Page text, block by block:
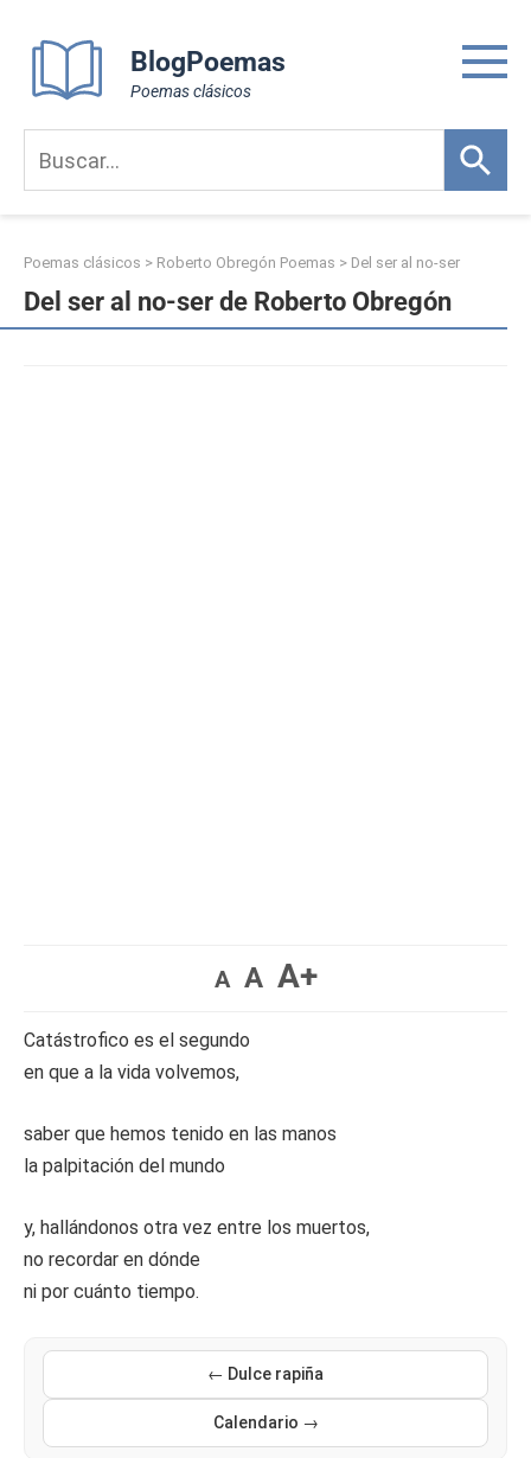
content
BlogPoemas
Poemas clásicos
Poemas clásicos > Roberto Obregón Poemas > Del ser al no-ser
Del ser al no-ser de Roberto Obregón
A A A+
Catástrofico es el segundo
en que a la vida volvemos,
saber que hemos tenido en las manos
la palpitación del mundo
y, hallándonos otra vez entre los muertos,
no recordar en dónde
ni por cuánto tiempo.
← Dulce rapiña
Calendario →